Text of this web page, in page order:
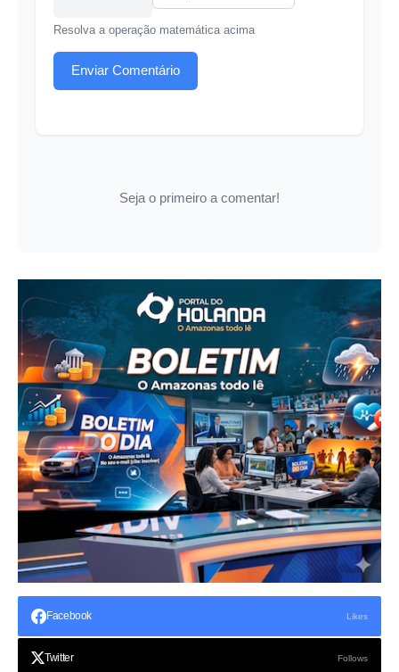
Resolva a operação matemática acima
Enviar Comentário
Seja o primeiro a comentar!
Facebook Likes
Twitter Follows